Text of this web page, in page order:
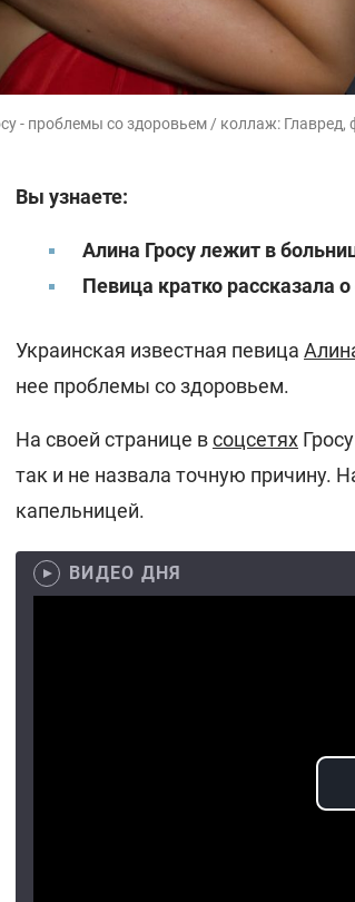
- проблемы со здоровьем / коллаж: Главред,
Вы узнаете:
Алина Гросу лежит в
Певица кратко рассказала
Украинская известная певица
нее проблемы со здоровьем.
На своей странице всоцсетях
так и не назвала точную причину.
капельницей.
ВИДЕО ДНЯ